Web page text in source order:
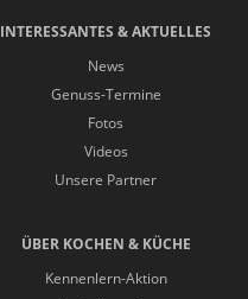
INTERESSANTES & AKTUELLES
News
Genuss-Termine
Fotos
Videos
Unsere Partner
ÜBER KOCHEN & KÜCHE
Kennenlern-Aktion